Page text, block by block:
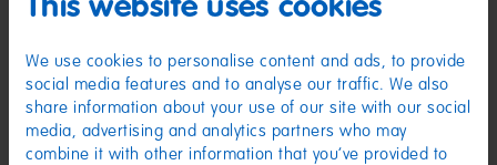
This website uses cookies
We use cookies to personalise content and ads, to provide
social media features and to analyse our traffic. We also
share information about your use of our site with our social
media, advertising and analytics partners who may
combine it with other information that you’ve provided to
(D) Pefferminzbonbon-Dragees | Zutaten: Zucker; Glukosesirup; Stärke;
Nährwerte
Nährwerte pro 100 g
Energie: 1620 kJ/381 kcal